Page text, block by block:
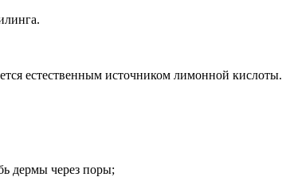
естественным источником лимонной кислоты.
дермы через поры;